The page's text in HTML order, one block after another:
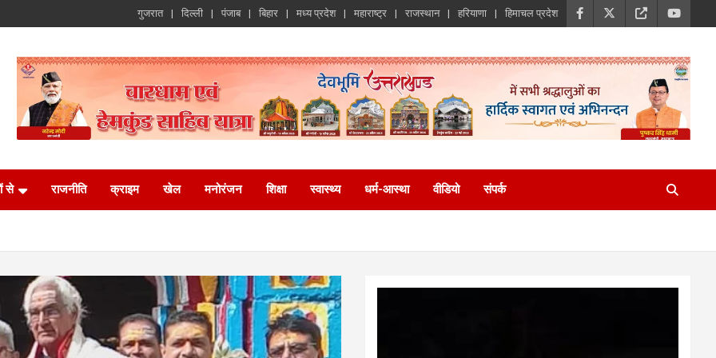
गुजरात दिल्ली पंजाब बिहार मध्य प्रदेश महाराष्ट्र राजस्थान हरियाणा हिमाचल प्रदेश
से राजनीति क्राइम खेल मनोरंजन शिक्षा स्वास्थ्य धर्म-आस्था वीडियो संपर्क